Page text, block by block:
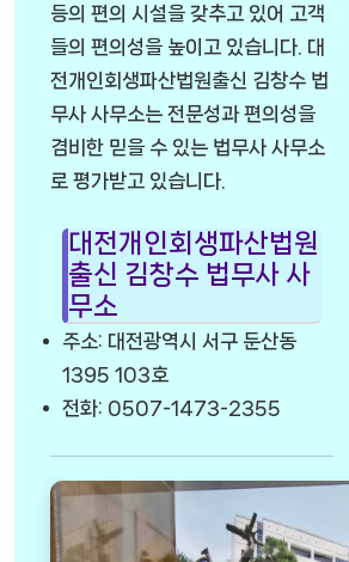
등의 편의 시설을 갖추고 있어 고객
들의 편의성을 높이고 있습니다. 대
전개인회생파산법원출신 김창수 법
무사 사무소는 전문성과 편의성을
겸비한 믿을 수 있는 법무사 사무소
로 평가받고 있습니다.
대전개인회생파산법원
출신 김창수 법무사 사
무소
주소: 대전광역시 서구 둔산동
1395 103호
전화: 0507-1473-2355